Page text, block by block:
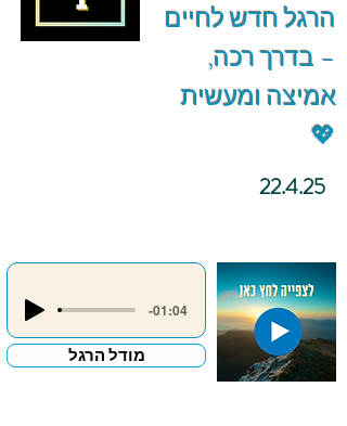
הרגל חדש לחיים
– בדרך רכה,
אמיצה ומעשית
💖
22.4.25
-01:04
מודל הרגל